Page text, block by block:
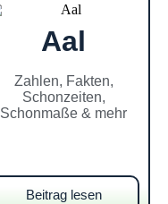
Aal
Zahlen, Fakten,
Schonzeiten,
Schonmaße & mehr
Beitrag lesen